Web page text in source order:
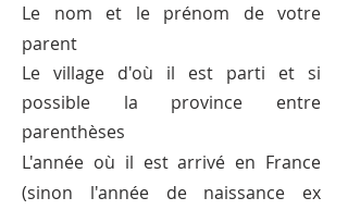
Le nom et le prénom de votre
parent
Le village d'où il est parti et si
possible la province entre
parenthèses
L'année où il est arrivé en France
(sinon l'année de naissance ex